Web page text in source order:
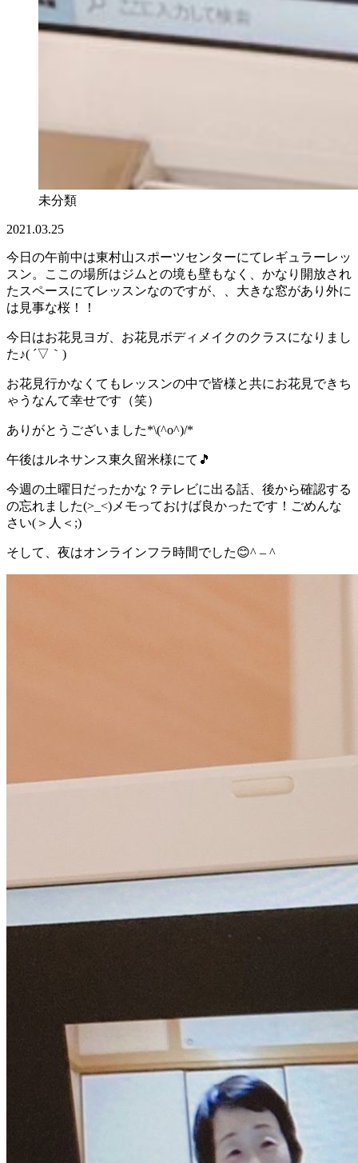
未分類
2021.03.25
今日の午前中は東村山スポーツセンターにてレギュラーレッ
スン。ここの場所はジムとの境も壁もなく、かなり開放され
たスペースにてレッスンなのですが、、大きな窓があり外に
は見事な桜！！
今日はお花見ヨガ、お花見ボディメイクのクラスになりまし
た♪( ´▽｀)
お花見行かなくてもレッスンの中で皆様と共にお花見できち
ゃうなんて幸せです（笑）
ありがとうございました*\(^o^)/*
午後はルネサンス東久留米様にて🎵
今週の土曜日だったかな？テレビに出る話、後から確認する
の忘れました(>_<)メモっておけば良かったです！ごめんな
さい(＞人＜;)
そして、夜はオンラインフラ時間でした😊^ – ^